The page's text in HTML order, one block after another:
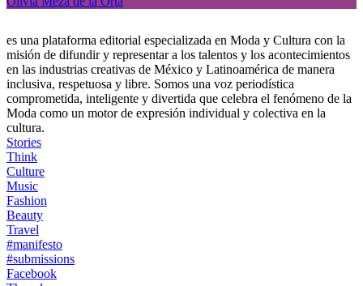
es una plataforma editorial especializada en Moda y Cultura con la
misión de difundir y representar a los talentos y los acontecimientos
en las industrias creativas de México y Latinoamérica de manera
inclusiva, respetuosa y libre. Somos una voz periodística
comprometida, inteligente y divertida que celebra el fenómeno de la
Moda como un motor de expresión individual y colectiva en la
cultura.
Stories
Think
Culture
Music
Fashion
Beauty
Travel
#manifesto
#submissions
Facebook